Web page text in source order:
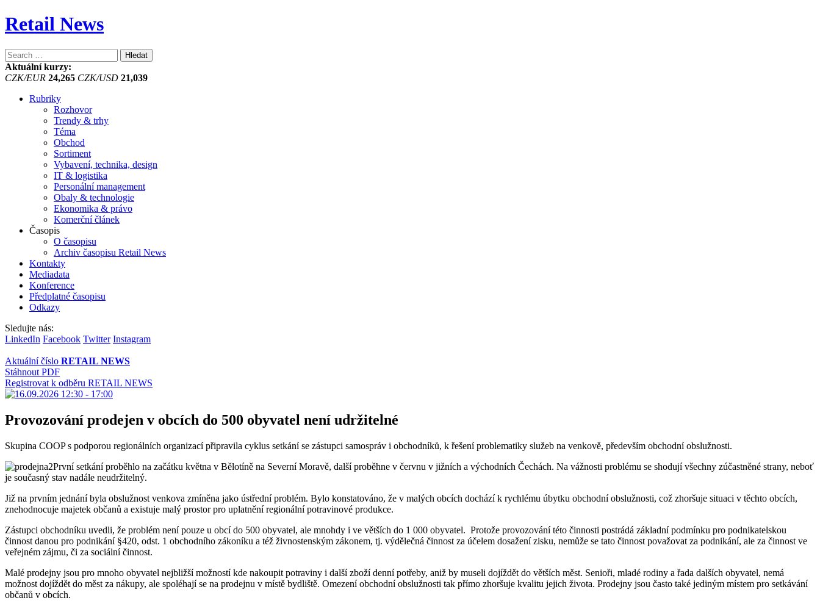
Retail News
Vyhledávání
Aktuální kurzy:
CZK/EUR 24,265 CZK/USD 21,039
Rubriky
Rozhovor
Trendy & trhy
Téma
Obchod
Sortiment
Vybavení, technika, design
IT & logistika
Personální management
Obaly & technologie
Ekonomika & právo
Komerční článek
Časopis
O časopisu
Archiv časopisu Retail News
Kontakty
Mediadata
Konference
Předplatné časopisu
Odkazy
Sledujte nás:
LinkedIn Facebook Twitter Instagram
Aktuální číslo RETAIL NEWS
Stáhnout PDF
Registrovat k odběru RETAIL NEWS
Provozování prodejen v obcích do 500 obyvatel není udržitelné
Skupina COOP s podporou regionálních organizací připravila cyklus setkání se zástupci samospráv i obchodníků, k řešení problematiky služeb na venkově, především obchodní obslužnosti.
První setkání proběhlo na začátku května v Bělotíně na Severní Moravě, další proběhne v červnu v jižních a východních Čechách. Na vážnosti problému se shodují všechny zúčastněné strany, neboť
je současný stav nadále neudržitelný.
Již na prvním jednání byla obslužnost venkova zmíněna jako ústřední problém. Bylo konstatováno, že v malých obcích dochází k rychlému úbytku obchodní obslužnosti, což zhoršuje situaci v těchto obcích,
znehodnocuje majetek občanů a existuje malý prostor pro uplatnění regionální potravinové produkce.
Zástupci obchodníku uvedli, že problém není pouze u obcí do 500 obyvatel, ale mnohdy i ve větších do 1 000 obyvatel. Protože provozování této činnosti postrádá základní podmínku pro podnikatelskou
činnost danou pro podnikání §420, odst. 1 obchodního zákoníku a též živnostenským zákonem, tj. výdělečná činnost za účelem dosažení zisku, nemůže se tato činnost považovat za podnikání, ale za činnost ve
veřejném zájmu, či za sociální činnost.
Malé prodejny jsou pro mnoho obyvatel nejbližší možností kde nakoupit potraviny i další zboží denní potřeby, aniž by museli dojíždět do větších měst. Senioři, mladé rodiny a řada dalších obyvatel, nemá
možnost dojíždět do měst za nákupy, ale spoléhají se na prodejnu v místě bydliště. Omezení obchodní obslužnosti tak přímo zhoršuje kvalitu jejich života. Prodejny jsou často také jediným místem pro setkávání
občanů v obcích.